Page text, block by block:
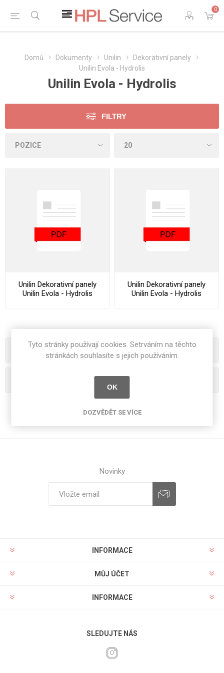
0
Domů Dokumenty Unilin
Dekorativní panely
Unilin Evola - Hydrolis
Unilin Evola - Hydrolis
FILTRY
Unilin Dekorativní panely
Unilin Evola - Hydrolis
Unilin Dekorativní panely
Unilin Evola - Hydrolis
Kategorie
Novinky
INFORMACE
MŮJ ÚČET
INFORMACE
SLEDUJTE NÁS
Tyto stránky používají cookies. Setrváním na těchto
stránkách souhlasíte s jejich používáním.
OK
DOZVĚDĚT SE VÍCE